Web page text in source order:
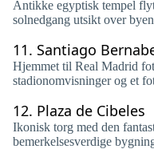
Antikke egyptisk tempel
solnedgang utsikt over
11. Santiago
Hjemmet til Real Madrid
stadionomvisninger og et
12. Plaza de Cibeles
Ikonisk torg med den
bemerkelsesverdige